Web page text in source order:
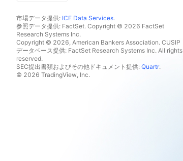
市場データ提供: ICE Data Services.
参照データ提供: FactSet. Copyright © 2026 FactSet
Research Systems Inc.
Copyright © 2026, American Bankers Association. CUSIP
データベース提供: FactSet Research Systems Inc. All rights
reserved.
SEC提出書類およびその他ドキュメント提供: Quartr.
© 2026 TradingView, Inc.